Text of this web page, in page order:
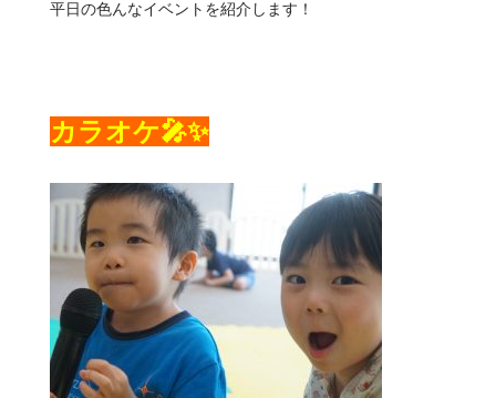
平日の色んなイベントを紹介します！
カラオケ🎤✨